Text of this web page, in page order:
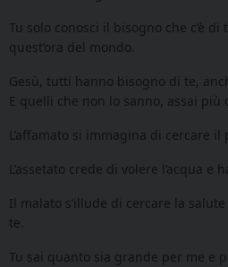
Tu solo conosci il bisogno che c’è
quest’ora del mondo.
Gesù, tutti hanno bisogno di te,
E quelli che non lo sanno, assai più
L’affamato si immagina di cercare il
L’assetato crede di volere l’acqua e
Il malato s’illude di cercare la salute
te.
Tu sai quanto sia grande per me e